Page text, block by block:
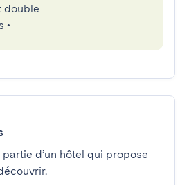
double
•
d’un hôtel qui propose